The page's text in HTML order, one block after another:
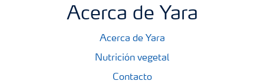
Acerca de Yara
Acerca de Yara
Nutrición vegetal
Contacto